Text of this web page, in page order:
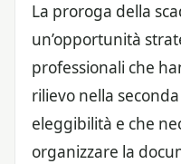
La proroga della
un’opportunità
professionali che
rilievo nella
eleggibilità e che
organizzare la